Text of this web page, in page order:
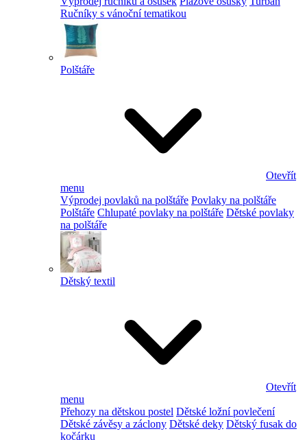
Ručníky s vánoční tematikou
Polštáře
Otevřít
menu
Výprodej povlaků na polštáře Povlaky na polštáře
Polštáře Chlupaté povlaky na polštáře Dětské povlaky
na polštáře
Dětský textil
Otevřít
menu
Přehozy na dětskou postel Dětské ložní povlečení
Dětské závěsy a záclony Dětské deky Dětský fusak do
kočárku